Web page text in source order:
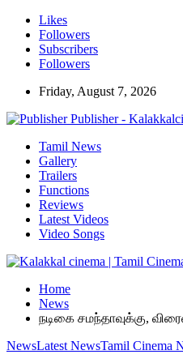
Likes
Followers
Subscribers
Followers
Friday, August 7, 2026
Publisher -
Tamil News
Gallery
Trailers
Functions
Reviews
Latest Videos
Video Songs
Home
News
நடிகை சமந்தாவுக்கு,
NewsLatest NewsTamil Cinema